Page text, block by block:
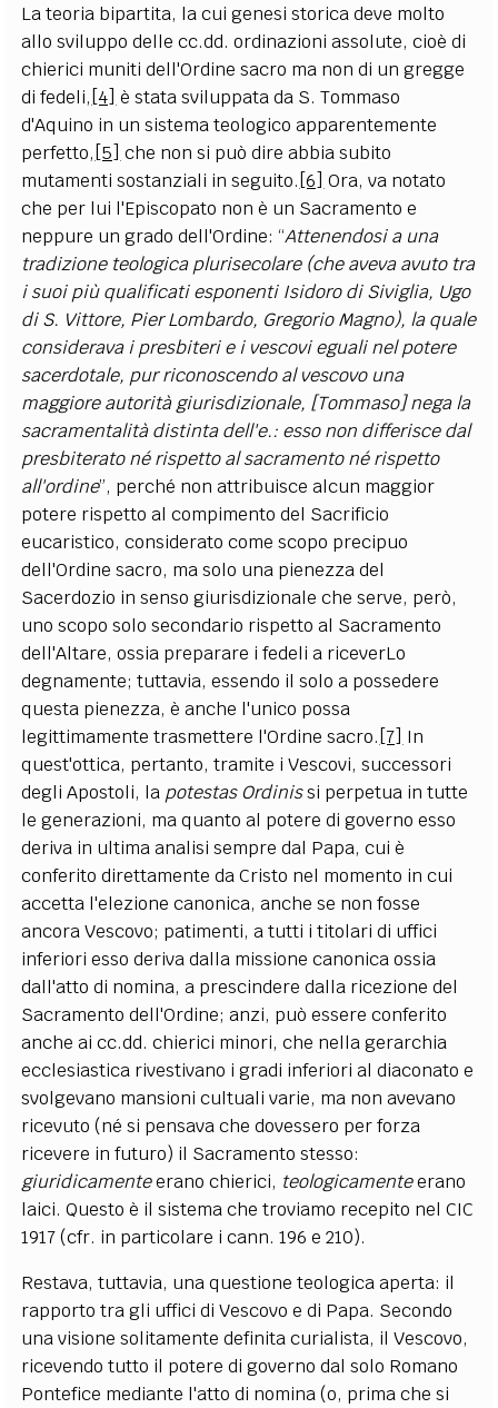
La teoria bipartita, la cui genesi storica deve molto
allo sviluppo delle cc.dd. ordinazioni assolute, cioè di
chierici muniti dell'Ordine sacro ma non di un gregge
di fedeli, [4] è stata sviluppata da S. Tommaso
d'Aquino in un sistema teologico apparentemente
perfetto, [5] che non si può dire abbia subito
mutamenti sostanziali in seguito. [6] Ora, va notato
che per lui l'Episcopato non è un Sacramento e
neppure un grado dell'Ordine: “Attenendosi a una
tradizione teologica plurisecolare (che aveva avuto tra
i suoi più qualificati esponenti Isidoro di Siviglia, Ugo
di S. Vittore, Pier Lombardo, Gregorio Magno), la quale
considerava i presbiteri e i vescovi eguali nel potere
sacerdotale, pur riconoscendo al vescovo una
maggiore autorità giurisdizionale, [Tommaso] nega la
sacramentalità distinta dell'e.: esso non differisce dal
presbiterato né rispetto al sacramento né rispetto
all'ordine”, perché non attribuisce alcun maggior
potere rispetto al compimento del Sacrificio
eucaristico, considerato come scopo precipuo
dell'Ordine sacro, ma solo una pienezza del
Sacerdozio in senso giurisdizionale che serve, però,
uno scopo solo secondario rispetto al Sacramento
dell'Altare, ossia preparare i fedeli a riceverLo
degnamente; tuttavia, essendo il solo a possedere
questa pienezza, è anche l'unico possa
legittimamente trasmettere l'Ordine sacro. [7] In
quest'ottica, pertanto, tramite i Vescovi, successori
degli Apostoli, la potestas Ordinissi perpetua in tutte
le generazioni, ma quanto al potere di governo esso
deriva in ultima analisi sempre dal Papa, cui è
conferito direttamente da Cristo nel momento in cui
accetta l'elezione canonica, anche se non fosse
ancora Vescovo; patimenti, a tutti i titolari di uffici
inferiori esso deriva dalla missione canonica ossia
dall'atto di nomina, a prescindere dalla ricezione del
Sacramento dell'Ordine; anzi, può essere conferito
anche ai cc.dd. chierici minori, che nella gerarchia
ecclesiastica rivestivano i gradi inferiori al diaconato e
svolgevano mansioni cultuali varie, ma non avevano
ricevuto (né si pensava che dovessero per forza
ricevere in futuro) il Sacramento stesso:
giuridicamenteerano chierici, teologicamenteerano
laici. Questo è il sistema che troviamo recepito nel CIC
1917 (cfr. in particolare i cann. 196 e 210).
Restava, tuttavia, una questione teologica aperta: il
rapporto tra gli uffici di Vescovo e di Papa. Secondo
una visione solitamente definita curialista, il Vescovo,
ricevendo tutto il potere di governo dal solo Romano
Pontefice mediante l'atto di nomina (o, prima che si